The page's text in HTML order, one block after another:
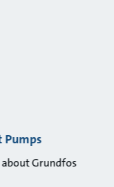
Pumps
Grundfos